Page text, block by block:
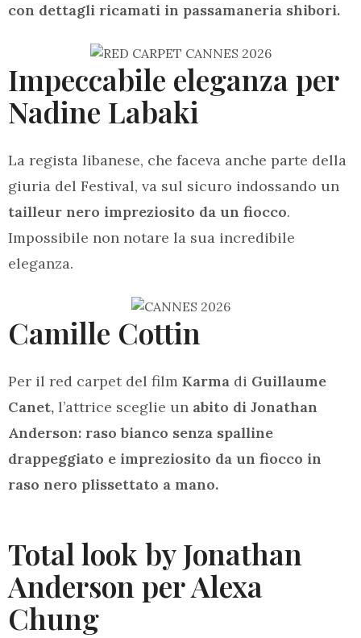
con dettagli ricamati in passamaneria shibori.
Impeccabile eleganza per
Nadine Labaki
La regista libanese, che faceva anche parte della
giuria del Festival, va sul sicuro indossando un
tailleur nero impreziosito da un fiocco.
Impossibile non notare la sua incredibile
eleganza.
Camille Cottin
Per il red carpet del film Karma di Guillaume
Canet, l’attrice sceglie un abito di Jonathan
Anderson: raso bianco senza spalline
drappeggiato e impreziosito da un fiocco in
raso nero plissettato a mano.
Total look by Jonathan
Anderson per Alexa
Chung